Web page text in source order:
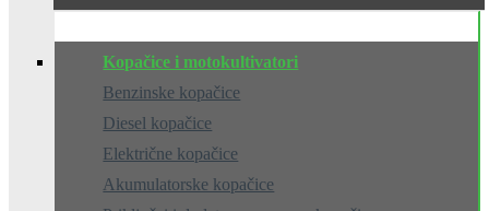
Kopačice i motokultivatori
Benzinske kopačice
Diesel kopačice
Električne kopačice
Akumulatorske kopačice